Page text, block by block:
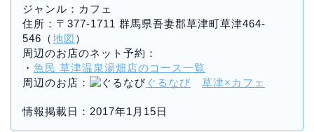
ジャンル：カフェ
住所：〒377-1711 群馬県吾妻郡草津町草津464-
546（地図 ）
周辺のお店のネット予約：
・ 魚民 草津温泉湯畑店のコース一覧
周辺のお店：
ぐるなび 草津×カフェ
情報掲載日：2017年1月15日